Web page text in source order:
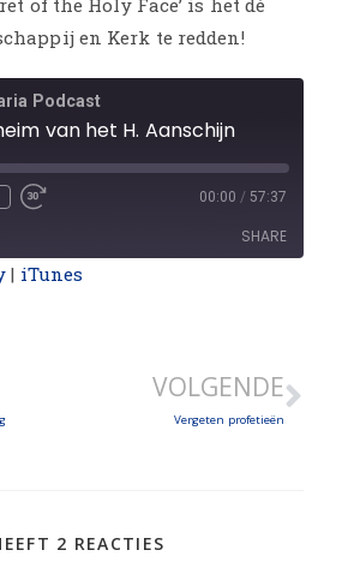
of the Holy Face’ is het dé
en Kerk te redden!
Podcast
van het H. Aanschijn
00:00 / 57:37
SHARE
| iTunes
VOLGENDE
Vergeten profetieën
2 REACTIES